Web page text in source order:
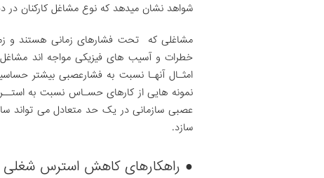
شواهد نشان میدهد که نوع مشاغل کارکنان
مشاغلی که تحت فشارهای زمانی هستند و
خطرات و آسیب های فیزیکی مواجه اند
امثـال آنهـا نسبت به فشارعصبی بیشتر
نمونه هایی از کارهای حسـاس نسبت به
عصبی سازمانی در یک حد متعادل می تواند
سازد.
● راهکارهای کاهش استرس شغلی